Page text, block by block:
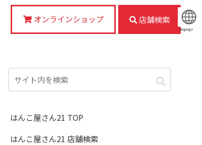
language
オンラインショップ 店舗検索
はんこ屋さん21 TOP
はんこ屋さん21 店舗検索